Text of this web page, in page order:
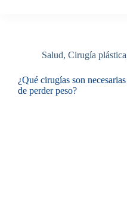
Salud, Cirugía plástica
¿Qué cirugías son
de perder peso?